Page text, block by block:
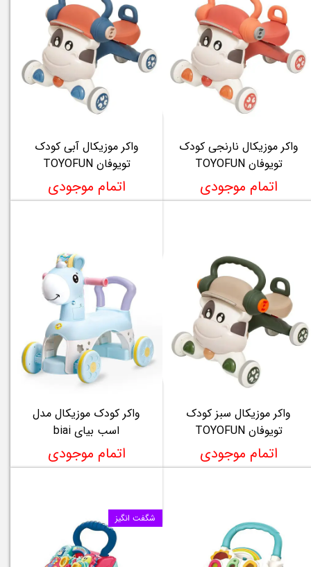
واکر موزیکال نارنجی کودک
تویوفان TOYOFUN
اتمام موجودی
واکر موزیکال آبی کودک
تویوفان TOYOFUN
اتمام موجودی
واکر موزیکال سبز کودک
تویوفان TOYOFUN
اتمام موجودی
واکر کودک موزیکال مدل
اسب بیای biai
اتمام موجودی
شگفت انگیز